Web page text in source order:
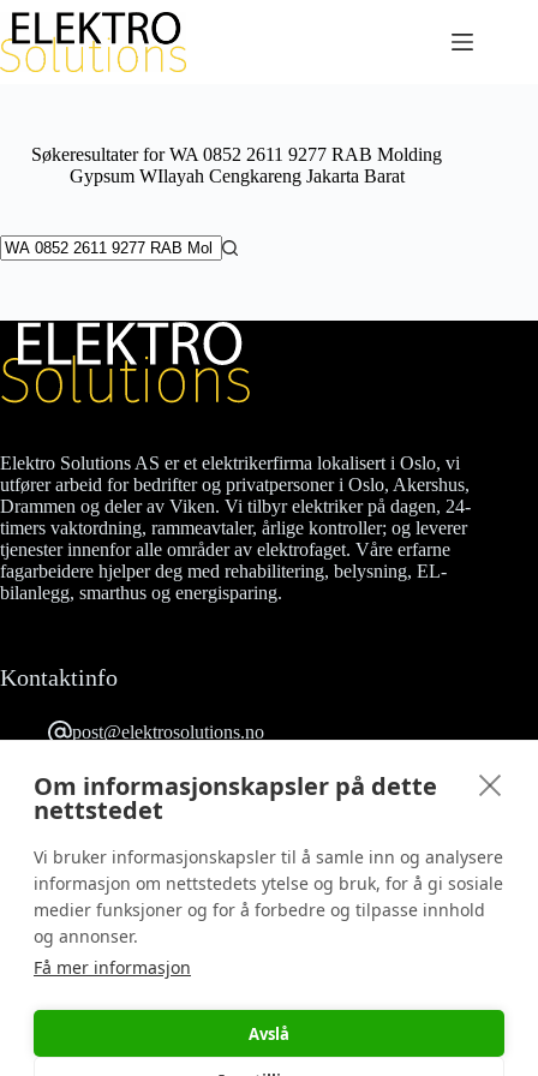
Om informasjonskapsler på dette
nettstedet
Vi bruker informasjonskapsler til å samle inn og analysere
informasjon om nettstedets ytelse og bruk, for å gi sosiale
medier funksjoner og for å forbedre og tilpasse innhold
og annonser.
Få mer informasjon
Avslå
Hopp
innholdet
Søkeresultater for WA 0852 2611 9277 RAB Molding
Gypsum WIlayah Cengkareng Jakarta Barat
Elektro Solutions AS er et elektrikerfirma lokalisert i Oslo, vi
utfører arbeid for bedrifter og privatpersoner i Oslo, Akershus,
Drammen og deler av Viken. Vi tilbyr elektriker på dagen, 24-
timers vaktordning, rammeavtaler, årlige kontroller; og leverer
tjenester innenfor alle områder av elektrofaget. Våre erfarne
fagarbeidere hjelper deg med rehabilitering, belysning, EL-
bilanlegg, smarthus og energisparing.
Kontaktinfo
post@elektrosolutions.no
Grefsenveien 12 0482 Oslo
Følg oss på Facebook
Informasjon
Salgs- og leveringsbetingelser
Bestill vaktjobb